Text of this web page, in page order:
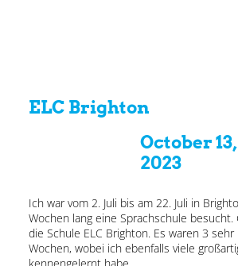
ELC Brighton
October 13,
2023
Ich war vom 2. Juli bis am 22. Juli in
Wochen lang eine Sprachschule besucht.
die Schule ELC Brighton. Es waren 3
Wochen, wobei ich ebenfalls viele